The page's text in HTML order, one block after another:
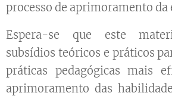
processo de aprimoramento da
Espera-se que este
subsídios teóricos e práticos
práticas pedagógicas mais
aprimoramento das